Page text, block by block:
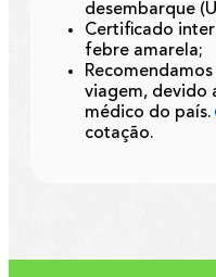
desembarque
Certificado
febre amarela;
viagem, devido
médico do país.
cotação.